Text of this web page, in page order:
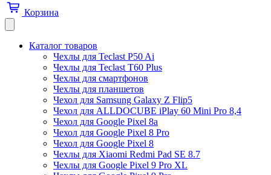
Корзина
Каталог товаров
Чехлы для Teclast P50 Ai
Чехлы для Teclast T60 Plus
Чехлы для смартфонов
Чехлы для планшетов
Чехол для Samsung Galaxy Z Flip5
Чехол для ALLDOCUBE iPlay 60 Mini Pro 8,4
Чехол для Google Pixel 8a
Чехол для Google Pixel 8 Pro
Чехол для Google Pixel 8
Чехлы для Xiaomi Redmi Pad SE 8.7
Чехлы для Google Pixel 9 Pro XL